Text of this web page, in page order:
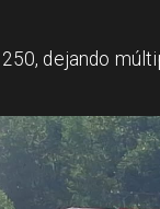
dejando